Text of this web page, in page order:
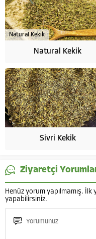
Natural Kekik
Natural Kekik
Sivri Kekik
Ziyaretçi
Henüz yorum yapılmamış. İlk
yapabilirsiniz.